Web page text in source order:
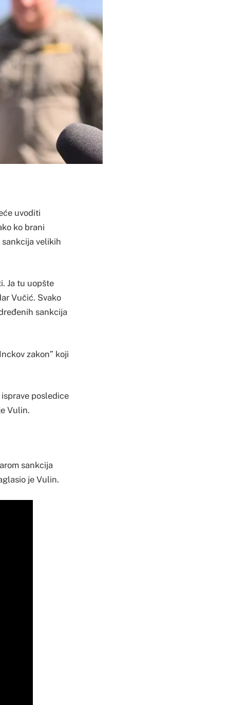
uvoditi
ko brani
velikih
Ja tu uopšte
Vučić. Svako
sankcija
zakon” koji
posledice
Vulin.
sankcija
je Vulin.